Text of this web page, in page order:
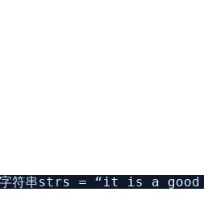
一个字符串strs = “it is a